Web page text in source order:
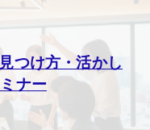
つけ方・活かし
ナー